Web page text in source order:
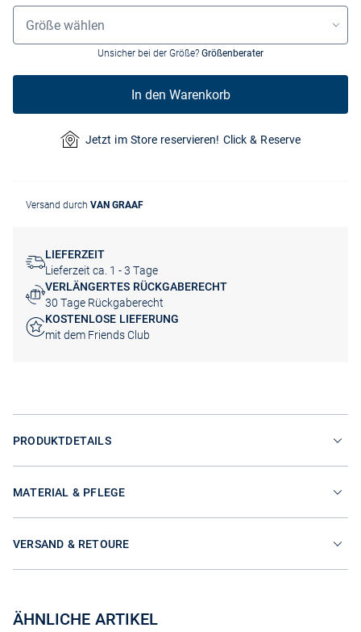
Größenauswahl
Größe wählen
Unsicher bei der Größe? Größenberater
In den Warenkorb
Jetzt im Store reservieren! Click & Reserve
Versand durch VAN GRAAF
LIEFERZEIT
Lieferzeit ca. 1 - 3 Tage
VERLÄNGERTES RÜCKGABERECHT
30 Tage Rückgaberecht
KOSTENLOSE LIEFERUNG
mit dem Friends Club
PRODUKTDETAILS
MATERIAL & PFLEGE
VERSAND & RETOURE
ÄHNLICHE ARTIKEL